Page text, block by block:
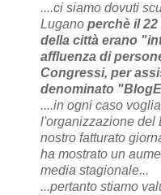
....ci siamo dovuti
Lugano perchè il
della città erano
affluenza di
Congressi, per
denominato
....in ogni caso
l'organizzazione del
nostro fatturato
ha mostrato un
media stagionale...
...pertanto stiamo